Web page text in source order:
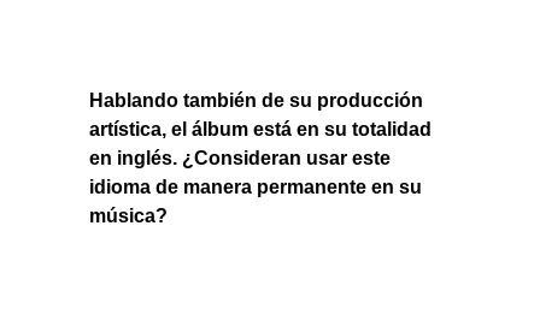
Hablando también de su producción
artística, el álbum está en su totalidad
en inglés. ¿Consideran usar este
idioma de manera permanente en su
música?